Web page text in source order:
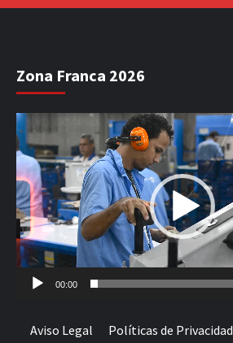
Zona Franca 2026
Reproductor
de
vídeo
00:00
Aviso Legal Políticas de Privacidad